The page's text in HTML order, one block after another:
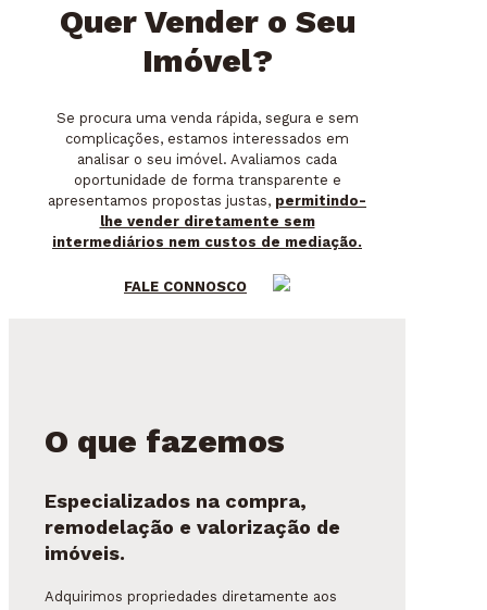
Quer Vender o Seu
Imóvel?
Se procura uma venda rápida, segura e sem
complicações, estamos interessados em
analisar o seu imóvel. Avaliamos cada
oportunidade de forma transparente e
apresentamos propostas justas, permitindo-
lhe vender diretamente sem
intermediários nem custos de mediação.
FALE CONNOSCO
O que fazemos
Especializados na compra,
remodelação e valorização de
imóveis.
Adquirimos propriedades diretamente aos